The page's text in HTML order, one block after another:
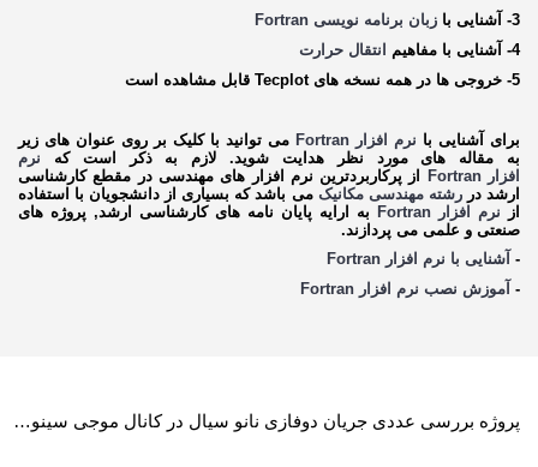
3- آشنایی با
زبان برنامه نویسی Fortran
4- آشنایی با مفاهیم
انتقال حرارت
5- خروجی ها در همه نسخه های Tecplot قابل مشاهده است
برای آشنایی با نرم افزار Fortran می توانید با کلیک بر روی عنوان های زیر
به مقاله های مورد نظر هدایت شوید. لازم به ذکر است که نرم
افزارFortran
از پرکاربردترین نرم افزار های مهندسی در مقطع کارشناسی
ارشد دررشته مهندسی مکانیک می باشد که بسیاری از دانشجویان با استفاده
از نرم افزار Fortran به ارایه پایان نامه های کارشناسی ارشد, پروژه های
صنعتی و علمی می پردازند.
- آشنایی با نرم افزار Fortran
- آموزش نصب نرم افزار Fortran
پروژه بررسی عددی جریان دوفازی نانو سیال در کانال موجی سینوسی در رژیم آرام و مغشوش (مبدل‌های حرارتی فشرده) با استفاده از نرم افزار فرترن